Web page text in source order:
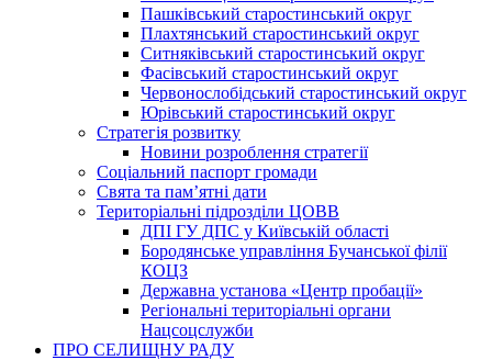
Пашківський старостинський округ
Плахтянський старостинський округ
Ситняківський старостинський округ
Фасівський старостинський округ
Червонослобідський старостинський округ
Юрівський старостинський округ
Стратегія розвитку
Новини розроблення стратегії
Соціальний паспорт громади
Свята та пам’ятні дати
Територіальні підрозділи ЦОВВ
ДПІ ГУ ДПС у Київській області
Бородянське управління Бучанської філії
КОЦЗ
Державна установа «Центр пробації»
Регіональні територіальні органи
Нацсоцслужби
ПРО СЕЛИЩНУ РАДУ